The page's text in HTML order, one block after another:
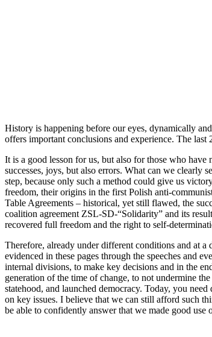
History is happening before our eyes, dynamically
offers important conclusions and experience. The
It is a good lesson for us, but also for those who
successes, joys, but also errors. What can we clearly
step, because only such a method could give us
freedom, their origins in the first Polish anti-
Table Agreements – historical, yet still flawed, the
coalition agreement ZSL-SD-“Solidarity” and its
recovered full freedom and the right to self-
Therefore, already under different conditions and at a
evidenced in these pages through the speeches and
internal divisions, to make key decisions and in the
generation of the time of change, to not undermine
statehood, and launched democracy. Today, you
on key issues. I believe that we can still afford such
be able to confidently answer that we made good use